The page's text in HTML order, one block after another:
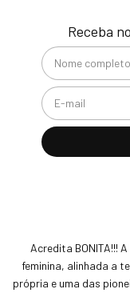
Receba
Acredita BONITA!!!
feminina, alinhada a
própria e uma das